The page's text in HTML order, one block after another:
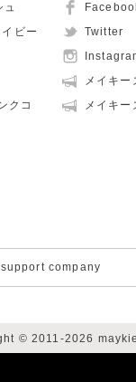
ュ
ビー
クコ
Twitter
メイキー
メイキー
company
© 2011-2026